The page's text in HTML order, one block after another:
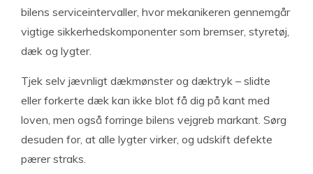
bilens serviceintervaller, hvor mekanikeren gennemgår
vigtige sikkerhedskomponenter som bremser, styretøj,
dæk og lygter.
Tjek selv jævnligt dækmønster og dæktryk – slidte
eller forkerte dæk kan ikke blot få dig på kant med
loven, men også forringe bilens vejgreb markant. Sørg
desuden for, at alle lygter virker, og udskift defekte
pærer straks.